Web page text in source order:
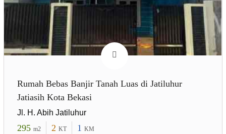
Rumah Bebas Banjir Tanah Luas di Jatiluhur
Jatiasih Kota Bekasi
Jl. H. Abih Jatiluhur
295 m2 2 KT 1 KM